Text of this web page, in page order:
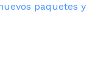
paquetes y